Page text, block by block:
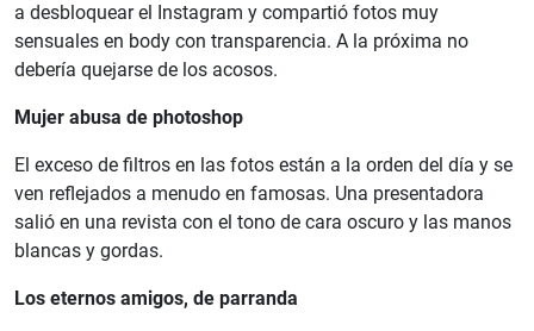
a desbloquear el Instagram y compartió fotos muy
sensuales en body con transparencia. A la próxima no
debería quejarse de los acosos.
Mujer abusa de photoshop
El exceso de filtros en las fotos están a la orden del día y se
ven reflejados a menudo en famosas. Una presentadora
salió en una revista con el tono de cara oscuro y las manos
blancas y gordas.
Los eternos amigos, de parranda